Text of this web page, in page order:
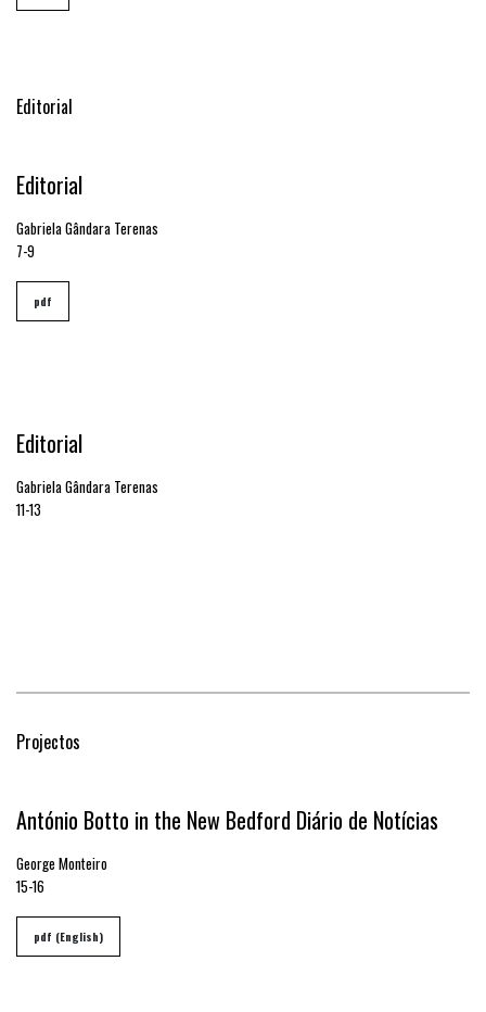
Editorial
Editorial
Gabriela Gândara Terenas
7-9
pdf
Editorial
Gabriela Gândara Terenas
11-13
Projectos
António Botto in the New Bedford Diário de Notícias
George Monteiro
15-16
pdf (English)